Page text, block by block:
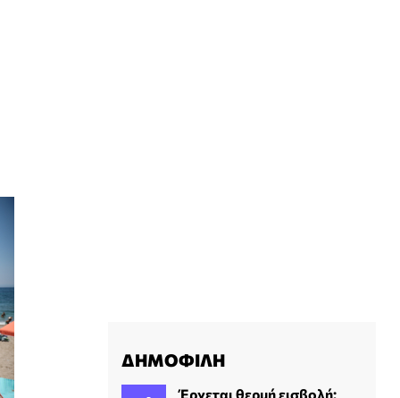
ΔΗΜΟΦΙΛΗ
Έρχεται θερμή εισβολή: